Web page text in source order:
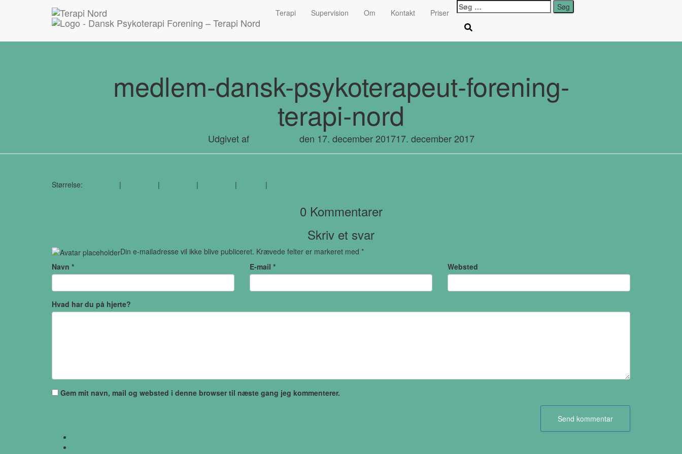
42 16 19 77
Medlem af Dansk Psykoterapeutforening
Terapi Supervision Om Kontakt Priser
Søg
efter:
medlem-dansk-psykoterapeut-forening-
terapi-nord
Udgivet af den 17. december 201717. december 2017
Størrelse: | | | | |
0 Kommentarer
Skriv et svar
Din e-mailadresse vil ikke blive publiceret. Krævede felter er markeret med *
Navn * E-mail * Websted
Hvad har du på hjerte?
Gem mit navn, mail og websted i denne browser til næste gang jeg kommenterer.